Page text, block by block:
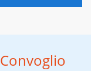
Convoglio